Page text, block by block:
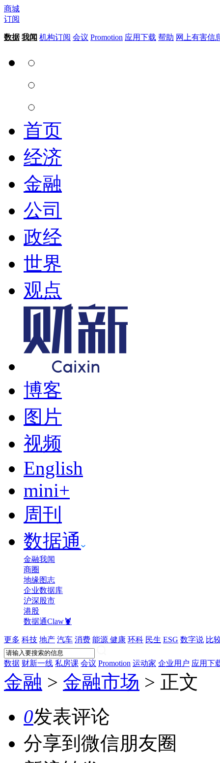
商城
订阅
数据 我闻 机构订阅 会议 Promotion 应用下载 帮助 网上有害信
首页
经济
金融
公司
政经
世界
观点
博客
图片
视频
English
mini+
周刊
数据通
金融我闻
商圈
地缘图志
企业数据库
沪深股市
港股
数据通Claw🦞
更多 科技 地产 汽车 消费 能源 健康 环科 民生 ESG 数字说 比
数据 财新一线 私房课 会议 Promotion 运动家 企业用户 应用下
金融 > 金融市场 > 正文
0发表评论
分享到微信朋友圈